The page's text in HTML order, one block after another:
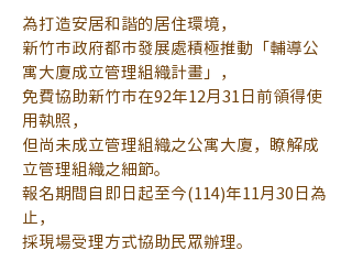
為打造安居和諧的居住環境，
新竹市政府都市發展處積極推動「輔導公
寓大廈成立管理組織計畫」，
免費協助新竹市在92年12月31日前領得使
用執照，
但尚未成立管理組織之公寓大廈，瞭解成
立管理組織之細節。
報名期間自即日起至今(114)年11月30日為
止，
採現場受理方式協助民眾辦理。